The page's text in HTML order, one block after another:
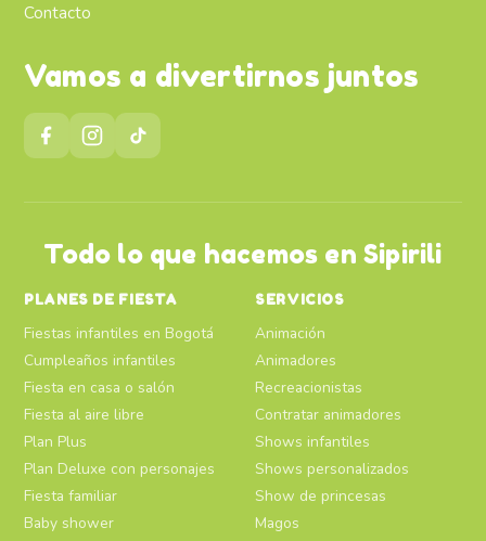
Contacto
Vamos a divertirnos juntos
Todo lo que hacemos en Sipirili
PLANES DE FIESTA
Fiestas infantiles en Bogotá
Cumpleaños infantiles
Fiesta en casa o salón
Fiesta al aire libre
Plan Plus
Plan Deluxe con personajes
Fiesta familiar
Baby shower
SERVICIOS
Animación
Animadores
Recreacionistas
Contratar animadores
Shows infantiles
Shows personalizados
Show de princesas
Magos